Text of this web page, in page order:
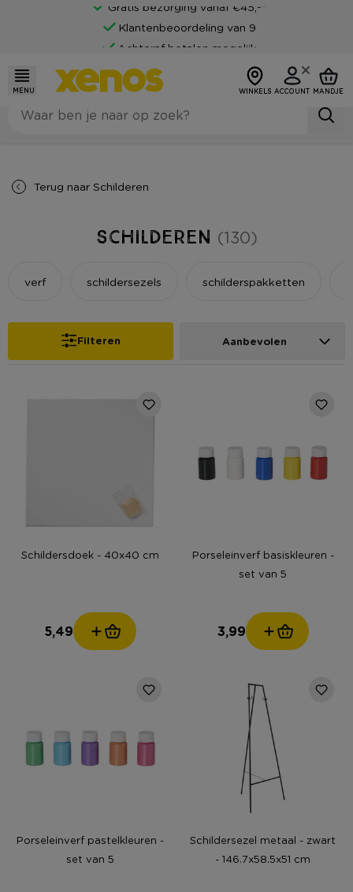
Klantenbeoordeling van 9
Achteraf betalen mogelijk
MENU WINKELS ACCOUNT MANDJE
Terug naar Schilderen
Schilderen (130)
verf schildersezels schilderspakketten
Filteren Aanbevolen
Schildersdoek - 40x40 cm
5,49
Porseleinverf basiskleuren -
set van 5
3,99
Porseleinverf pastelkleuren -
set van 5
Schildersezel metaal - zwart
- 146.7x58.5x51 cm